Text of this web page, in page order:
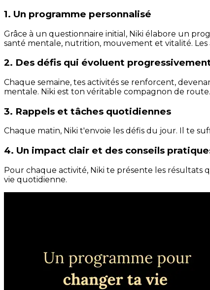
1. Un programme personnalisé
Grâce à un questionnaire initial, Niki élabore un
santé mentale, nutrition, mouvement et vitalité. Les
2. Des défis qui évoluent
Chaque semaine, tes activités se renforcent,
mentale. Niki est ton véritable compagnon de route.
3. Rappels et tâches quotidiennes
Chaque matin, Niki t'envoie les défis du jour. Il te
4. Un impact clair et des conseils
Pour chaque activité, Niki te présente les résultats
vie quotidienne.